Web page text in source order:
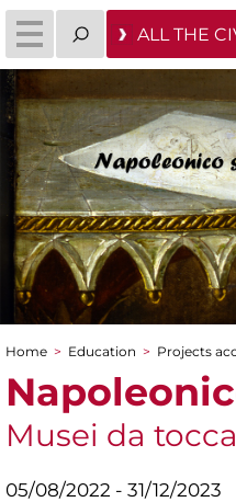
ALL THE
You are here
Home > Education > Projects
Musei da
05/08/2022 - 31/12/2023